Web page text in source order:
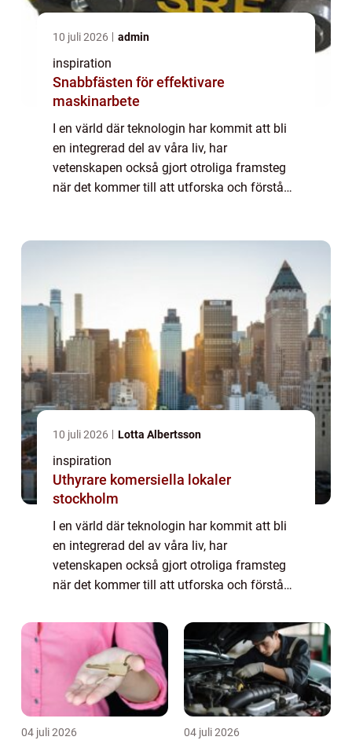
10 juli 2026 admin
inspiration
Snabbfästen för effektivare
maskinarbete
I en värld där teknologin har kommit att bli
en integrerad del av våra liv, har
vetenskapen också gjort otroliga framsteg
när det kommer till att utforska och förstå
10 juli 2026 Lotta Albertsson
inspiration
Uthyrare komersiella lokaler
stockholm
I en värld där teknologin har kommit att bli
en integrerad del av våra liv, har
vetenskapen också gjort otroliga framsteg
när det kommer till att utforska och förstå
04 juli 2026 04 juli 2026